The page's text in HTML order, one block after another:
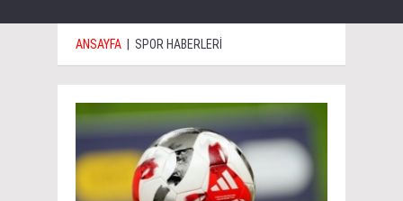
ANSAYFA | SPOR HABERLERİ